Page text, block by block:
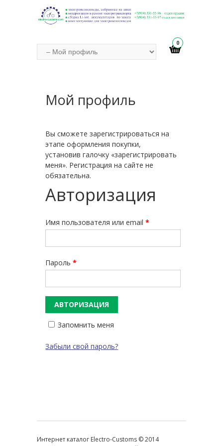
0
Мой профиль
Вы сможете зарегистрироваться на
этапе оформления покупки,
установив галочку «зарегистрировать
меня». Регистрация на сайте не
обязательна.
Авторизация
Имя пользователя или email*
Пароль*
Запомнить меня
Забыли свой пароль?
Интернет каталог Electro-Customs © 2014